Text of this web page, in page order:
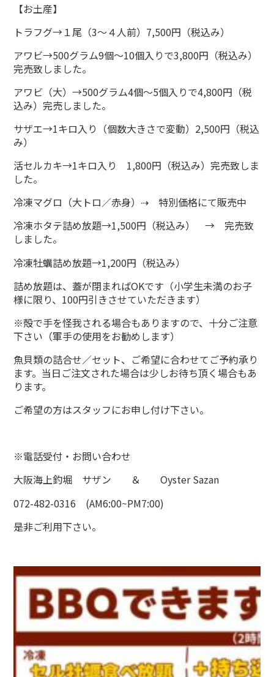
【お土産】
トラフグ→１尾（3～４人前）7,500円（税込み）
アワビ→500グラム9個～10個入りで3,800円（税込み）
完売致しました。
アワビ（大）→500グラム4個～5個入りで4,800円（税
込み）完売しました。
サザエ→1キロ入り（個数大きさで変動）2,500円（税込
み）
活セルカキ→1キロ入り 1,800円（税込み）完売致しま
した。
冷凍マグロ（大トロ／赤身）⇢ 特別価格にて販売中
冷凍ホタテ詰め放題→1,500円（税込み） → 完売致
しました。
冷凍牡蠣詰め放題→1,200円（税込み）
詰め放題は、蓋が閉まればOKです（小学生未満のお子
様に限り、100円引きさせていただきます）
※殻で手を怪我される場合もありますので、十分ご注意
下さい（軍手の使用をお勧めします）
魚貝類の詰合せ／セット、ご希望に合わせてご予約承り
ます。当日ご注文された場合は少しお待ち頂く場合もあ
ります。
ご希望の方はスタッフにお申し付け下さい。
※電話受付・お問い合わせ
大阪海上釣堀 サザン ＆ Oyster Sazan
072-482-0316 (AM6:00~PM7:00)
是非ご利用下さい。